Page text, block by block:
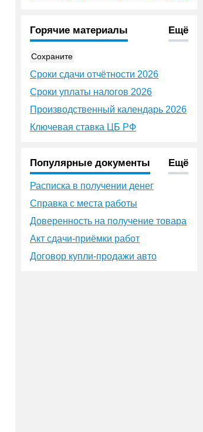
Горячие материалы Ещё
Сохраните
Сроки сдачи отчётности 2026
Сроки уплаты налогов 2026
Производственный календарь 2026
Ключевая ставка ЦБ РФ
Популярные документы Ещё
Расписка в получении денег
Справка с места работы
Доверенность на получение товара
Акт сдачи-приёмки работ
Договор купли-продажи авто